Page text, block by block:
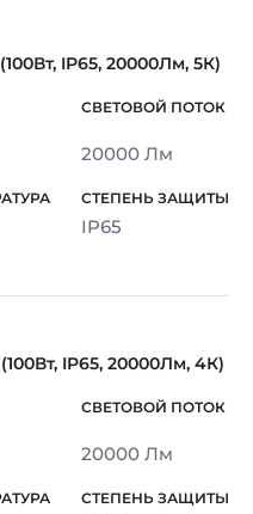
IP65, 20000Лм, 5К)
20000 Лм
IP65
IP65, 20000Лм, 4К)
20000 Лм